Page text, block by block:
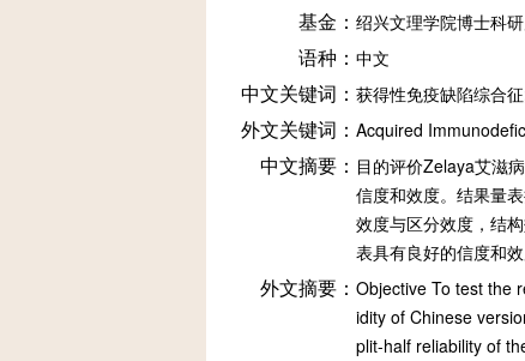
基金： 绍兴文理学院博士科
语种： 中文
中文关键词： 获得性免疫缺陷综合
外文关键词： Acquired
中文摘要： 目的评价Zelaya艾滋
信度和效度。结果量
效度与区分效度，结
表具有良好的信度和
外文摘要： Objective To test the
idity of Chinese
plit-half reliability of